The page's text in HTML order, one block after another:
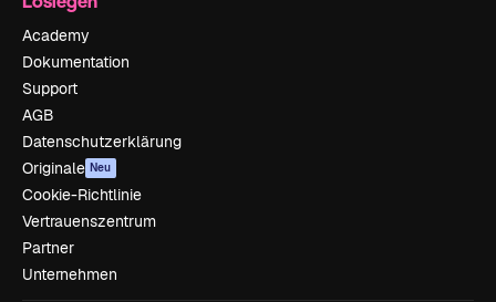
Academy
Dokumentation
Support
AGB
Datenschutzerklärung
Originale Neu
Cookie-Richtlinie
Vertrauenszentrum
Partner
Unternehmen